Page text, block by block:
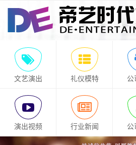
文艺演出 礼仪模特 公
演出视频 行业新闻 公